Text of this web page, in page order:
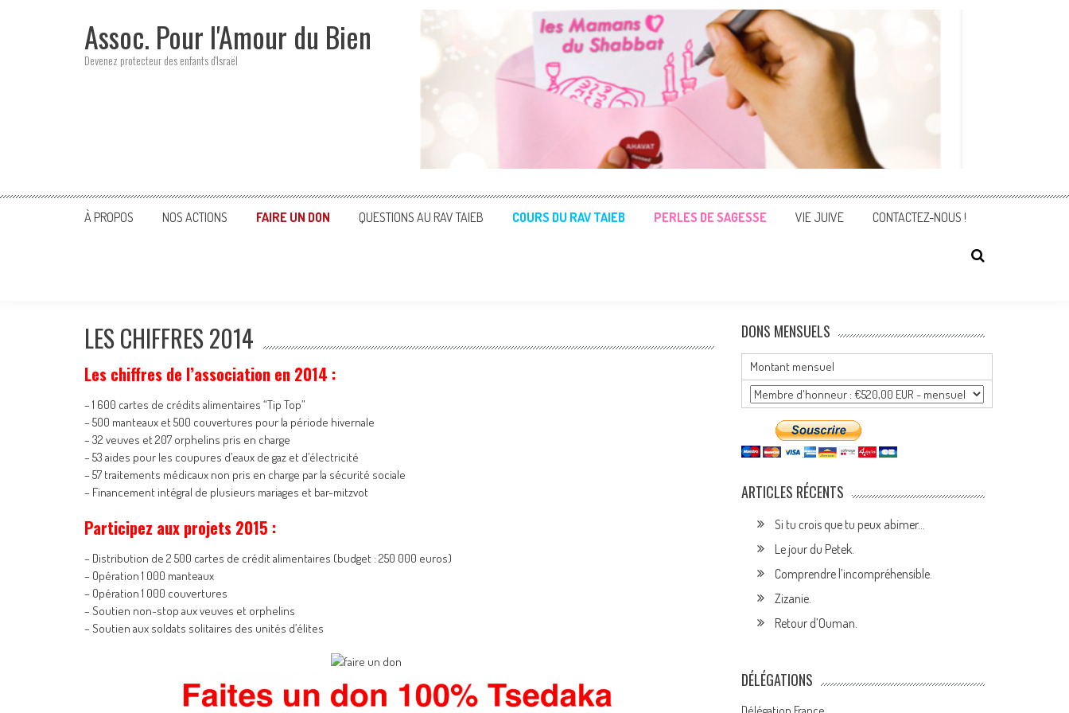
Assoc. Pour l'Amour du Bien
Devenez protecteur des enfants d'Israël
À PROPOS NOS ACTIONS FAIRE UN DON QUESTIONS AU RAV TAIEB COURS DU RAV TAIEB PERLES DE SAGESSE VIE JUIVE CONTACTEZ-NOUS !
LES CHIFFRES 2014
Les chiffres de l’association en 2014 :
– 1 600 cartes de crédits alimentaires “Tip Top”
– 500 manteaux et 500 couvertures pour la période hivernale
– 32 veuves et 207 orphelins pris en charge
– 53 aides pour les coupures d’eaux de gaz et d’électricité
– 57 traitements médicaux non pris en charge par la sécurité sociale
– Financement intégral de plusieurs mariages et bar-mitzvot
Participez aux projets 2015 :
– Distribution de 2 500 cartes de crédit alimentaires (budget : 250 000 euros)
– Opération 1 000 manteaux
– Opération 1 000 couvertures
– Soutien non-stop aux veuves et orphelins
– Soutien aux soldats solitaires des unités d’élites
DONS MENSUELS
Montant mensuel
ARTICLES RÉCENTS
Si tu crois que tu peux abimer…
Le jour du Petek.
Comprendre l’incompréhensible.
Zizanie.
Retour d’Ouman.
DÉLÉGATIONS